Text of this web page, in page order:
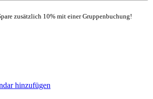
zusätzlich 10% mit einer Gruppenbuchung!
hinzufügen